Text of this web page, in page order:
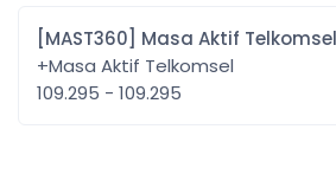
[MAST360] Masa Aktif
+Masa Aktif Telkomsel
109.295 - 109.295